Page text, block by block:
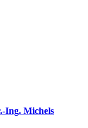
Ing. Michels